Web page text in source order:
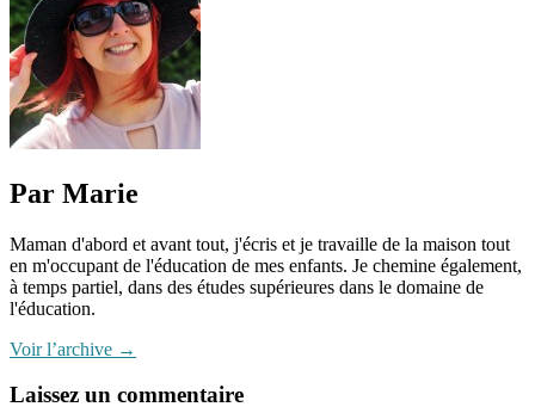
Par Marie
Maman d'abord et avant tout, j'écris et je travaille de la maison tout
en m'occupant de l'éducation de mes enfants. Je chemine également,
à temps partiel, dans des études supérieures dans le domaine de
l'éducation.
Voir l’archive →
Laissez un commentaire